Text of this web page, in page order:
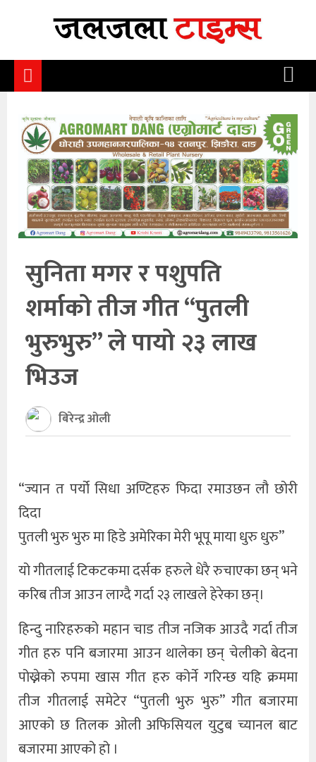
समाचार
समाज
राजनीति
आर्थिक
अन्तर्वार्ता
विचार
साहित्य/
सूचना
प्रविधि
खेलकुद
अन्तर्राष्ट्रिय
थप
सुनिता मगर र पशुपति
शर्माको तीज गीत “पुतली
भुरुभुरु” ले पायो २३ लाख
भिउज
बिरेन्द्र ओली
“ज्यान त पर्यो सिधा अण्टिहरु फिदा रमाउछन लौ छोरी
दिदा
पुतली भुरु भुरु मा हिडे अमेरिका मेरी भूपू माया धुरु धुरु”
यो गीतलाई टिकटकमा दर्सक हरुले धेरै रुचाएका छन् भने
करिब तीज आउन लाग्दै गर्दा २३ लाखले हेरेका छन्।
हिन्दु नारिहरुको महान चाड तीज नजिक आउदै गर्दा तीज
गीत हरु पनि बजारमा आउन थालेका छन् चेलीको बेदना
पोख्नेको रुपमा खास गीत हरु कोर्ने गरिन्छ यहि क्रममा
तीज गीतलाई समेटेर “पुतली भुरु भुरु” गीत बजारमा
आएको छ तिलक ओली अफिसियल युटुब च्यानल बाट
बजारमा आएको हो ।